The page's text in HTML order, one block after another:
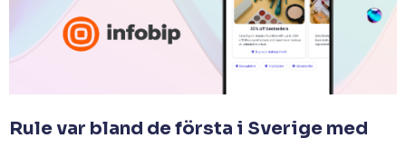
Rule var bland de första i Sverige med